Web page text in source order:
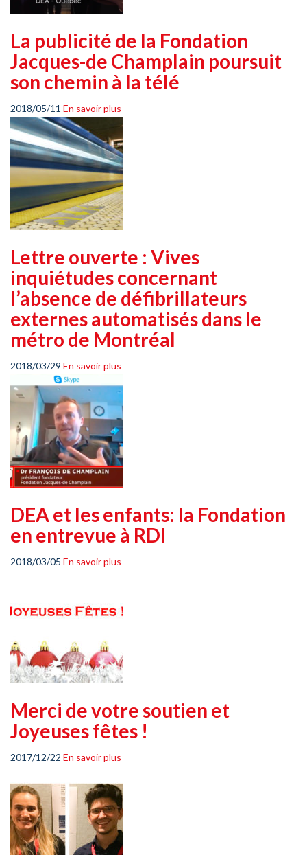
La publicité de la Fondation
Jacques-de Champlain poursuit
son chemin à la télé
2018/05/11 En savoir plus
Lettre ouverte : Vives
inquiétudes concernant
l’absence de défibrillateurs
externes automatisés dans le
métro de Montréal
2018/03/29 En savoir plus
DEA et les enfants: la Fondation
en entrevue à RDI
2018/03/05 En savoir plus
Merci de votre soutien et
Joyeuses fêtes !
2017/12/22 En savoir plus